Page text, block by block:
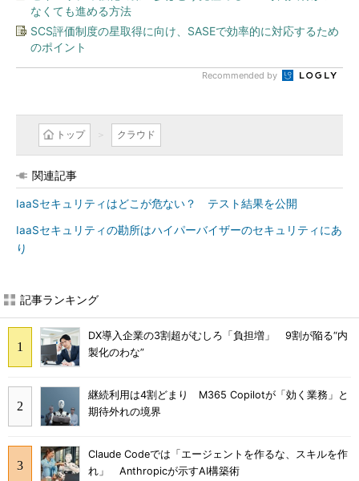
なくても進める方法
SCS評価制度の星取得に向け、SASEで効率的に対応するため
のポイント
Recommended by
トップ クラウド
関連記事
IaaSセキュリティはどこが危ない？ テスト結果を公開
IaaSセキュリティの勘所はハイパーバイザーのセキュリティにあ
り
記事ランキング
DX導入企業の3割超がむしろ「負担増」 9割が陥る“内
製化のわな”
継続利用は4割どまり M365 Copilotが「効く業務」と
期待外れの境界
Claude Codeでは「エージェントを作るな、スキルを作
れ」 Anthropicが示すAI構築術